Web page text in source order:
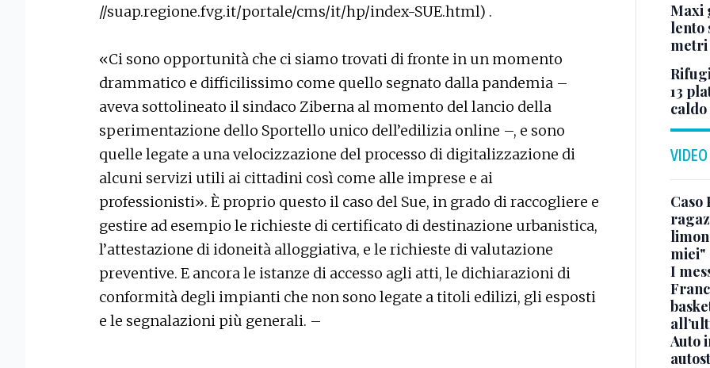
//suap.regione.fvg.it/portale/cms/it/hp/index-SUE.html) .
«Ci sono opportunità che ci siamo trovati di fronte in un momento
drammatico e difficilissimo come quello segnato dalla pandemia –
aveva sottolineato il sindaco Ziberna al momento del lancio della
sperimentazione dello Sportello unico dell’edilizia online –, e sono
quelle legate a una velocizzazione del processo di digitalizzazione di
alcuni servizi utili ai cittadini così come alle imprese e ai
professionisti». È proprio questo il caso del Sue, in grado di raccogliere e
gestire ad esempio le richieste di certificato di destinazione urbanistica,
l’attestazione di idoneità alloggiativa, e le richieste di valutazione
preventive. E ancora le istanze di accesso agli atti, le dichiarazioni di
conformità degli impianti che non sono legate a titoli edilizi, gli esposti
e le segnalazioni più generali. –
Maxi
lento
metri
13
caldo
VIDEO
Caso
miei"
I
Auto